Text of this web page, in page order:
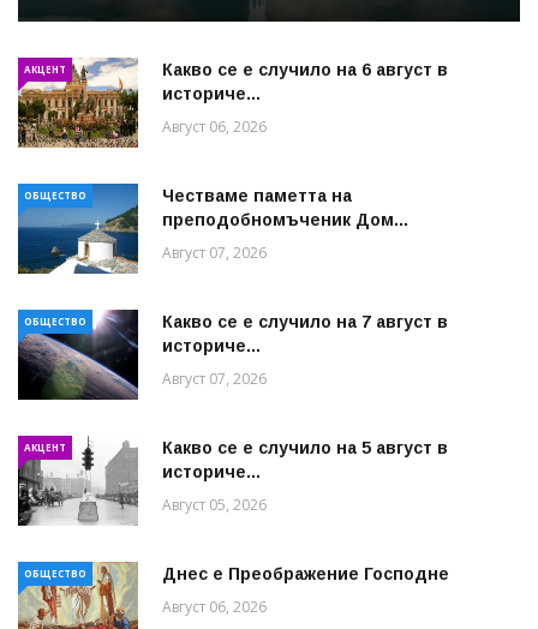
АКЦЕНТ
Какво се е случило на 6 август в
историче...
Август 06, 2026
ОБЩЕСТВО
Честваме паметта на
преподобномъченик Дом...
Август 07, 2026
ОБЩЕСТВО
Какво се е случило на 7 август в
историче...
Август 07, 2026
АКЦЕНТ
Какво се е случило на 5 август в
историче...
Август 05, 2026
ОБЩЕСТВО Днес е Преображение Господне
Август 06, 2026